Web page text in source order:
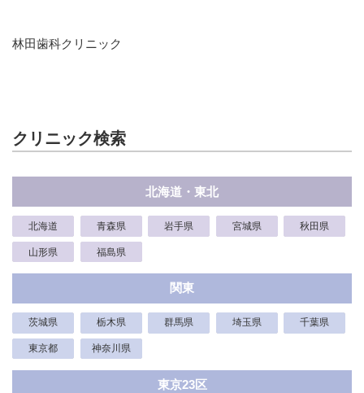
林田歯科クリニック
クリニック検索
北海道・東北
北海道 青森県 岩手県 宮城県 秋田県
山形県 福島県
関東
茨城県 栃木県 群馬県 埼玉県 千葉県
東京都 神奈川県
東京23区